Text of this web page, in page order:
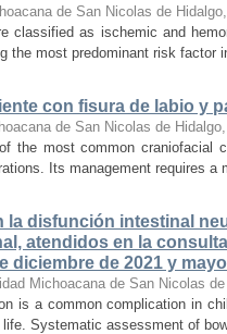
de San Nicolas de Hidalgo
classified as ischemic and
the most predominant risk factor
con fisura de labio y
de San Nicolas de Hidalgo
the most common craniofacial
Its management requires a
la disfunción intestinal
atendidos en la
diciembre de 2021 y
Michoacana de San Nicolas
is a common complication in
Systematic assessment of